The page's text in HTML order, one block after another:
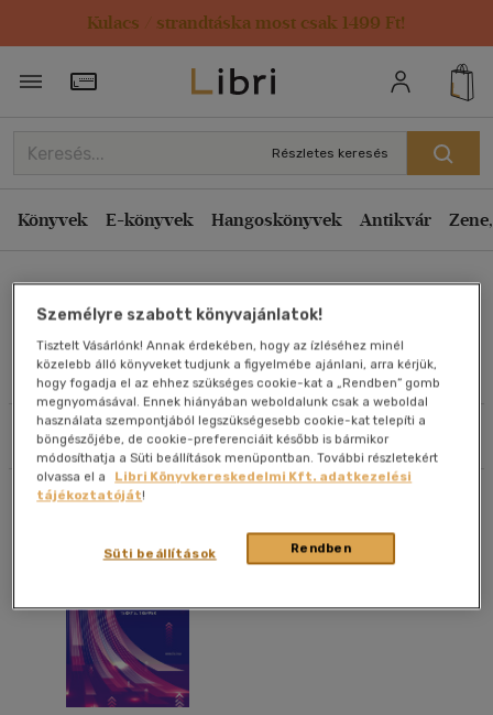
Kulacs / strandtáska most csak 1499 Ft!
Törzsvásárlói Kártya adatai
Részletes keresés
Könyvek E-könyvek Hangoskönyvek Antikvár
Thorana S Nelson
Művei
Szűrés Rendezés
Rendezés
Kiadás éve szerint csökkenő
Ár szerint csökkenő
Eladott darabszám szerint csökkenő
Eladott darabszám szerint növekvő
Cím szerint A-Z
Szerző szerint A-Z
Megjelenítés
20 db / oldal
Alkalmaz
Személyre szabott könyvajánlatok!
Tisztelt Vásárlónk! Annak érdekében, hogy az ízléséhez minél
közelebb álló könyveket tudjunk a figyelmébe ajánlani, arra kérjük,
hogy fogadja el az ehhez szükséges cookie-kat a „Rendben” gomb
megnyomásával. Ennek hiányában weboldalunk csak a weboldal
használata szempontjából legszükségesebb cookie-kat telepíti a
böngészőjébe, de cookie-preferenciáit később is bármikor
módosíthatja a Süti beállítások menüpontban. További részletekért
olvassa el a
Libri Könyvkereskedelmi Kft. adatkezelési
tájékoztatóját!
Rendben
Süti beállítások